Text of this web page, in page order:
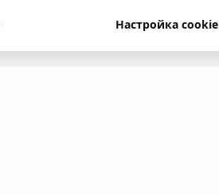
Настройка cookie